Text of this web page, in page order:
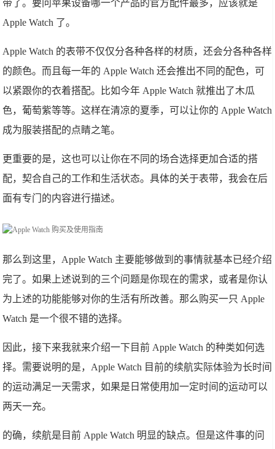
带了。要问苹果设备哪一个产品的官方配件最多，应该就是
Apple Watch 了。
Apple Watch 的表带不仅仅分各种各样的材质，还会分各种各样
的颜色。而且每一年的 Apple Watch 还会推出不同的配色，可
以紧跟你的衣着搭配。比如今年 Apple Watch 就推出了木瓜
色，葡萄紫等等。这样在清凉的夏季，可以让你的 Apple Watch
成为服装搭配的点睛之笔。
更重要的是，这也可以让你在不同的场合选择更加合适的搭
配，契合自己的工作和生活状态。具体的关于表带，我会在后
面有专门的内容进行描述。
那么到这里，Apple Watch 主要能够做到的事情就基本已经介绍
完了。如果上述说到的三个问题是你现在的需求，或者是你认
为上述的功能能够对你的生活有所改善。那么购买一只 Apple
Watch 是一个很不错的选择。
因此，接下来我就来介绍一下目前 Apple Watch 的种类如何选
择。需要说明的是，Apple Watch 目前的续航实际体验为长时间
的运动满足一天需求，如果是日常使用加一定时间的运动可以
两天一充。
的确，续航是目前 Apple Watch 明显的缺点。但是这件事的问